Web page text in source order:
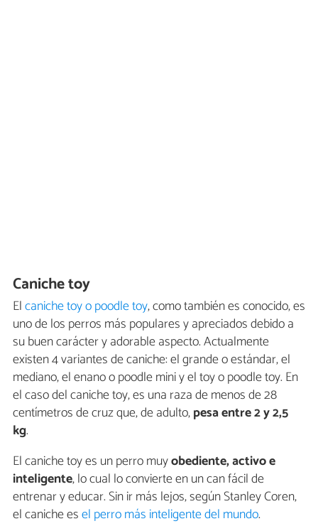
Caniche toy
Elcaniche toy o poodle toy, como también es conocido, es
uno de los perros más populares y apreciados debido a
su buen carácter y adorable aspecto. Actualmente
existen 4 variantes de caniche: el grande o estándar, el
mediano, el enano o poodle mini y el toy o poodle toy. En
el caso del caniche toy, es una raza de menos de 28
centímetros de cruz que, de adulto,pesa entre 2 y 2,5
kg.
El caniche toy es un perro muyobediente, activo e
inteligente, lo cual lo convierte en un can fácil de
entrenar y educar. Sin ir más lejos, según Stanley Coren,
el caniche esel perro más inteligente del mundo.